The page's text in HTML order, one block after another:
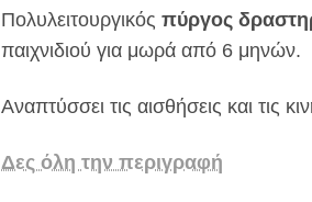
Πολυλειτουργικός πύργος
παιχνιδιού για μωρά από 6 μηνών.
Αναπτύσσει τις αισθήσεις και τις
Δες όλη την περιγραφή